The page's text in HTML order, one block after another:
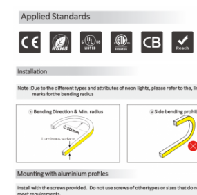
Светильники светодиодного
Гибкие светодиодные